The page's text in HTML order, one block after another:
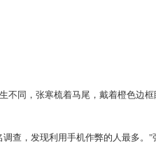
同，张寒梳着马尾，戴着橙色边框
查，发现利用手机作弊的人最多。"